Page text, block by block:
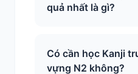
quả nhất là gì?
Có cần học Kanji
vựng N2 không?